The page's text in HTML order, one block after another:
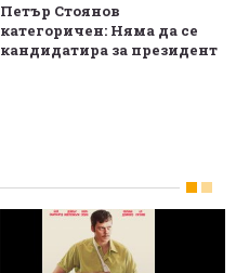
Петър Стоянов
категоричен: Няма да се
кандидатира за президент